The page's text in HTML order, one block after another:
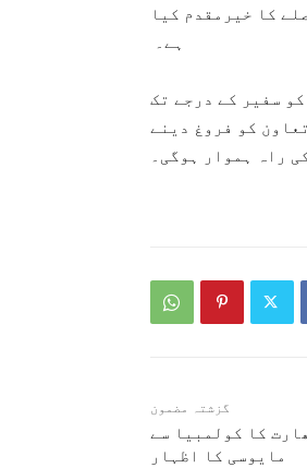
کا خیرمقدم کیا
ہے۔
سفیر کے درجے تک
کو فروغ دینے
راہ ہموار ہوگی۔
گزشتہ مضمون
کا کولمبیا سے
مایوسی کا اظہار